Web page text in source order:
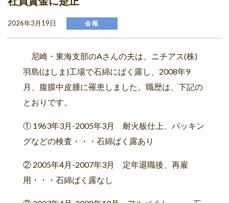
2026年3月19日 会報
尼崎・東海支部のAさんの夫は、ニチアス(株)
羽島(はしま)工場で石綿にばく露し、2008年9
月、腹膜中皮腫に罹患しました。職歴は、下記の
とおりです。
① 1963年3月-2005年3月 耐火板仕上、パッキン
グなどの検査・・・石綿ばく露あり
② 2005年4月-2007年3月 定年退職後、再雇
用・・・石綿ばく露なし